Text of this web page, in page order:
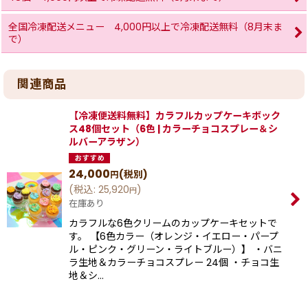
全国冷凍配送メニュー 4,000円以上で冷凍配送無料（8月末ま
で）
関連商品
【冷凍便送料無料】カラフルカップケーキボック
ス48個セット（6色 | カラーチョコスプレー＆シ
ルバーアラザン）
24,000円(税別)
(税込: 25,920円)
在庫あり
カラフルな6色クリームのカップケーキセットで
す。 【6色カラー（オレンジ・イエロー・パープ
ル・ピンク・グリーン・ライトブルー）】 ・バニ
ラ生地＆カラーチョコスプレー 24個 ・チョコ生
地＆シ…